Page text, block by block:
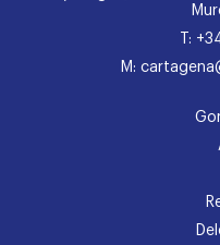
T:
M: